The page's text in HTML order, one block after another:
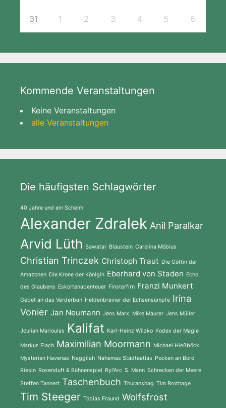
31 1 2 3 4 5 6
Kommende Veranstaltungen
Keine Veranstaltungen
alle Veranstaltungen
Die häufigsten Schlagwörter
40 Jahre und ein Schelm
Alexander Zdralek Anil Paralkar
Arvid Lüth Bawatar Blaustein Carolina Möbius
Christian Trinczek Christoph Traut Die Göttin der
Amazonen Die Krone der Königin Eberhard von Staden Echo
des Glaubens Eskortenabenteuer Finsterfirn Franzi Munkert
Gebet an das Verderben Heldenbrevier der Echsensümpfe Irina
Vonier Jan Neumann Jens Marx. Mike Maurer Jens Müller
Joulian Marioulas Kalifat Karl-Heinz Wilzko Kodex der Magie
Markus Flach Maximilian Moormann Michael Hießböck
Mysterien Havenas Naggilah Nahemas Städteatlas Pocken an Bord
Riesin Rosenduft & Bühnenspiel Ryl'Arc S. Mann Schrecken der Meere
Steffen Tannert Taschenbuch Thuranshag Tim Brothage
Tim Steeger Tobias Fraund Wolfsfrost